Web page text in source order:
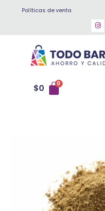
Políticas de venta
$0